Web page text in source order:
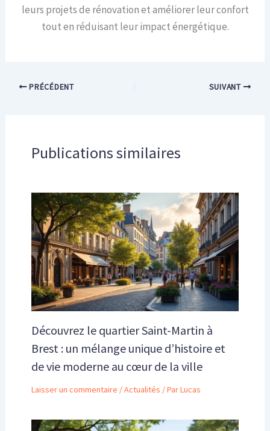
leurs projets de rénovation et améliorer leur confort
tout en réduisant leur impact énergétique.
PRÉCÉDENT SUIVANT
Publications similaires
Découvrez le quartier Saint-Martin à
Brest : un mélange unique d’histoire et
de vie moderne au cœur de la ville
Laisser un commentaire /Actualités / ParLucas